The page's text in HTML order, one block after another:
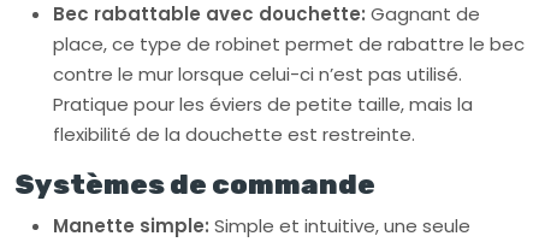
Bec rabattable avec douchette: Gagnant de
place, ce type de robinet permet de rabattre le bec
contre le mur lorsque celui-ci n’est pas utilisé.
Pratique pour les éviers de petite taille, mais la
flexibilité de la douchette est restreinte.
Systèmes de commande
Manette simple: Simple et intuitive, une seule